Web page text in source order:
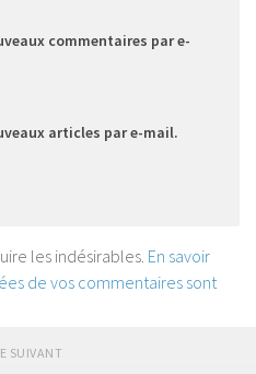
commentaires par e-
articles par e-mail.
les indésirables. En savoir
de vos commentaires sont
SUIVANT